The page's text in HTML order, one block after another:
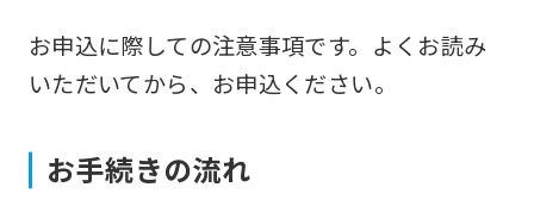
お申込に際しての注意事項です。よくお読み
いただいてから、お申込ください。
お手続きの流れ